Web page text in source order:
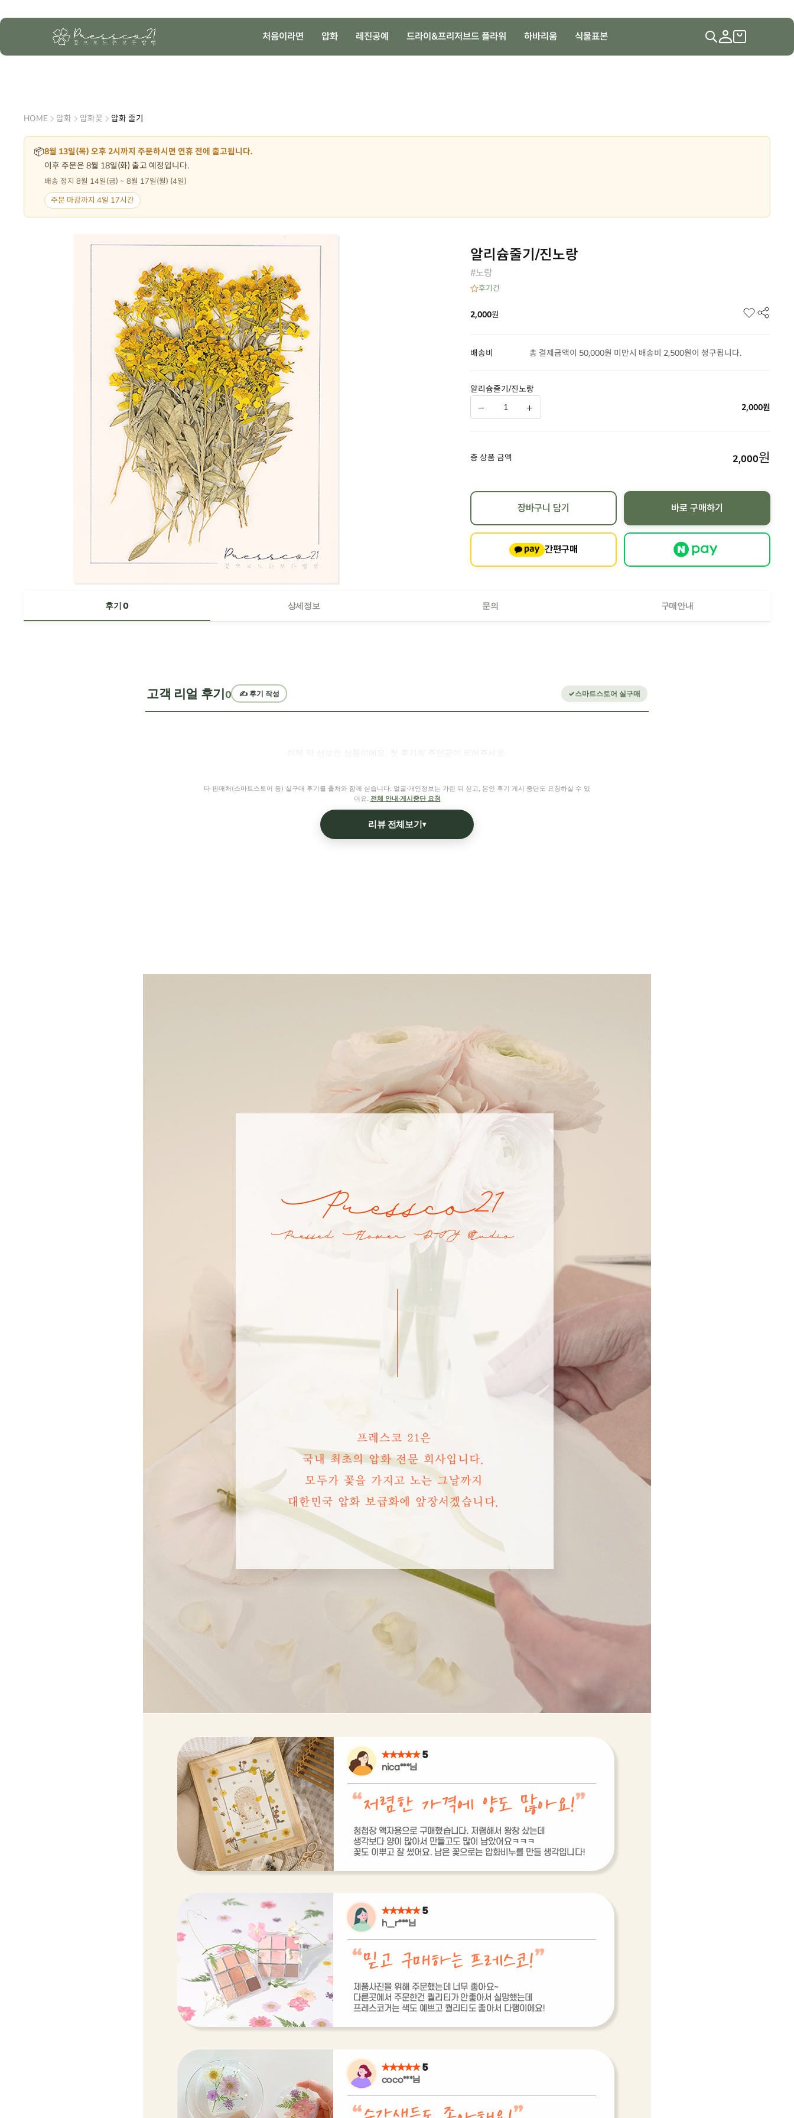
처음이라면 압화 레진공예 드라이&프리저브드 플라워 하바리움 식물표본
HOME 압화 압화꽃 압화 줄기
📦8월 13일(목) 오후 2시까지 주문하시면 연휴 전에 출고됩니다.
이후 주문은 8월 18일(화) 출고 예정입니다.
배송 정지 8월 14일(금) ~ 8월 17일(월) (4일)
주문 마감까지 4일 17시간
알리슘줄기/진노랑
#노랑
후기건
2,000원
배송비 총 결제금액이 50,000원 미만시 배송비 2,500원이 청구됩니다.
알리슘줄기/진노랑
2,000원
총 상품 금액 2,000원
장바구니 담기 바로 구매하기
간편구매
후기 0 상세정보 문의 구매안내
고객 리얼 후기0 ✍️ 후기 작성 스마트스토어 실구매
이제 막 선보인 상품이에요. 첫 후기의 주인공이 되어주세요.
타 판매처(스마트스토어 등) 실구매 후기를 출처와 함께 싣습니다. 얼굴·개인정보는 가린 뒤 싣고, 본인 후기 게시 중단도 요청하실 수 있
어요. 전체 안내·게시중단 요청
리뷰 전체보기▾